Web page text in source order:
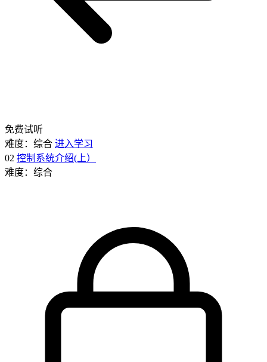
免费试听
难度：综合 进入学习
02 控制系统介绍(上）
难度：综合